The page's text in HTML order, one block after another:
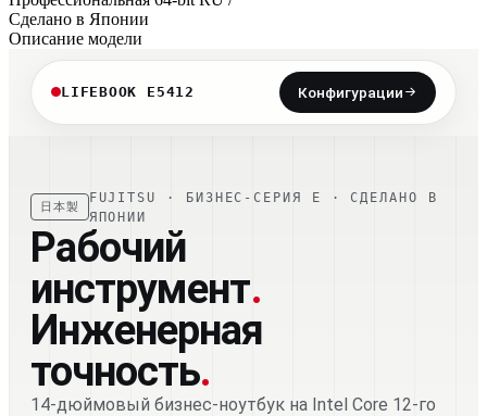
Сделано в Японии
Описание модели
LIFEBOOK E5412 Конфигурации
日本製
FUJITSU · БИЗНЕС-СЕРИЯ E · СДЕЛАНО В
ЯПОНИИ
Рабочий
инструмент.
Инженерная
точность.
14-дюймовый бизнес-ноутбук на Intel Core 12-го